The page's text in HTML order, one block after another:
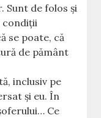
Sunt de folos și
condiții
se poate, că
de pământ
inclusiv pe
și eu. În
Ce